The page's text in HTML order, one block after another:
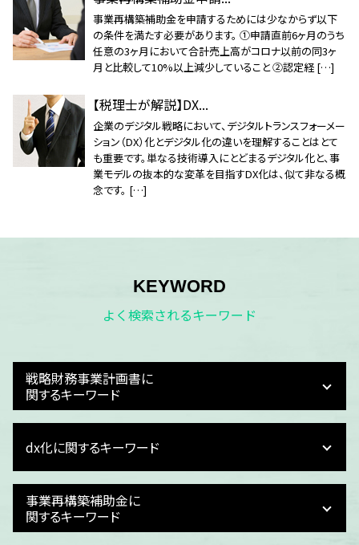
事業再構築補助金を申請するためには少なからず以下
の条件を満たす必要があります。 ①申請直前6ヶ月のうち
任意の3ヶ月において合計売上高がコロナ以前の同3ヶ
月と比較して10%以上減少していること ②認定経 […]
【税理士が解説】DX...
企業のデジタル戦略において、デジタルトランスフォーメー
ション（DX）化とデジタル化の違いを理解することはとて
も重要です。単なる技術導入にとどまるデジタル化と、事
業モデルの抜本的な変革を目指すDX化は、似て非なる概
念です。 […]
KEYWORD
よく検索されるキーワード
戦略財務事業計画書に
関するキーワード
事業計画 資金計画
事業計画 損益計画
事業計画 スライド
事業計画 進捗管理
資金繰り
dx化に関するキーワード
dx化とは わかりやすく
dx 失敗
dx化 目的
事業再構築補助金に
関するキーワード